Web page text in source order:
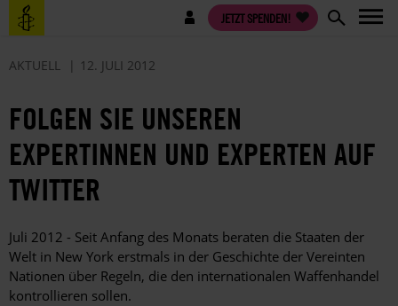
Direkt
zum
Benutzermenü JETZT SPENDEN!
AKTUELL 12. JULI 2012
FOLGEN SIE UNSEREN
EXPERTINNEN UND EXPERTEN AUF
TWITTER
Juli 2012 - Seit Anfang des Monats beraten die Staaten der
Welt in New York erstmals in der Geschichte der Vereinten
Nationen über Regeln, die den internationalen Waffenhandel
kontrollieren sollen.